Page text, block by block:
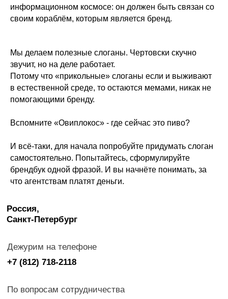
информационном космосе: он должен быть связан со
своим кораблём, которым является бренд.
Мы делаем полезные слоганы. Чертовски скучно
звучит, но на деле работает.
Потому что «прикольные» слоганы если и выживают
в естественной среде, то остаются мемами, никак не
помогающими бренду.
Вспомните «Овиплокос» - где сейчас это пиво?
И всё-таки, для начала попробуйте придумать слоган
самостоятельно. Попытайтесь, сформулируйте
брендбук одной фразой. И вы начнёте понимать, за
что агентствам платят деньги.